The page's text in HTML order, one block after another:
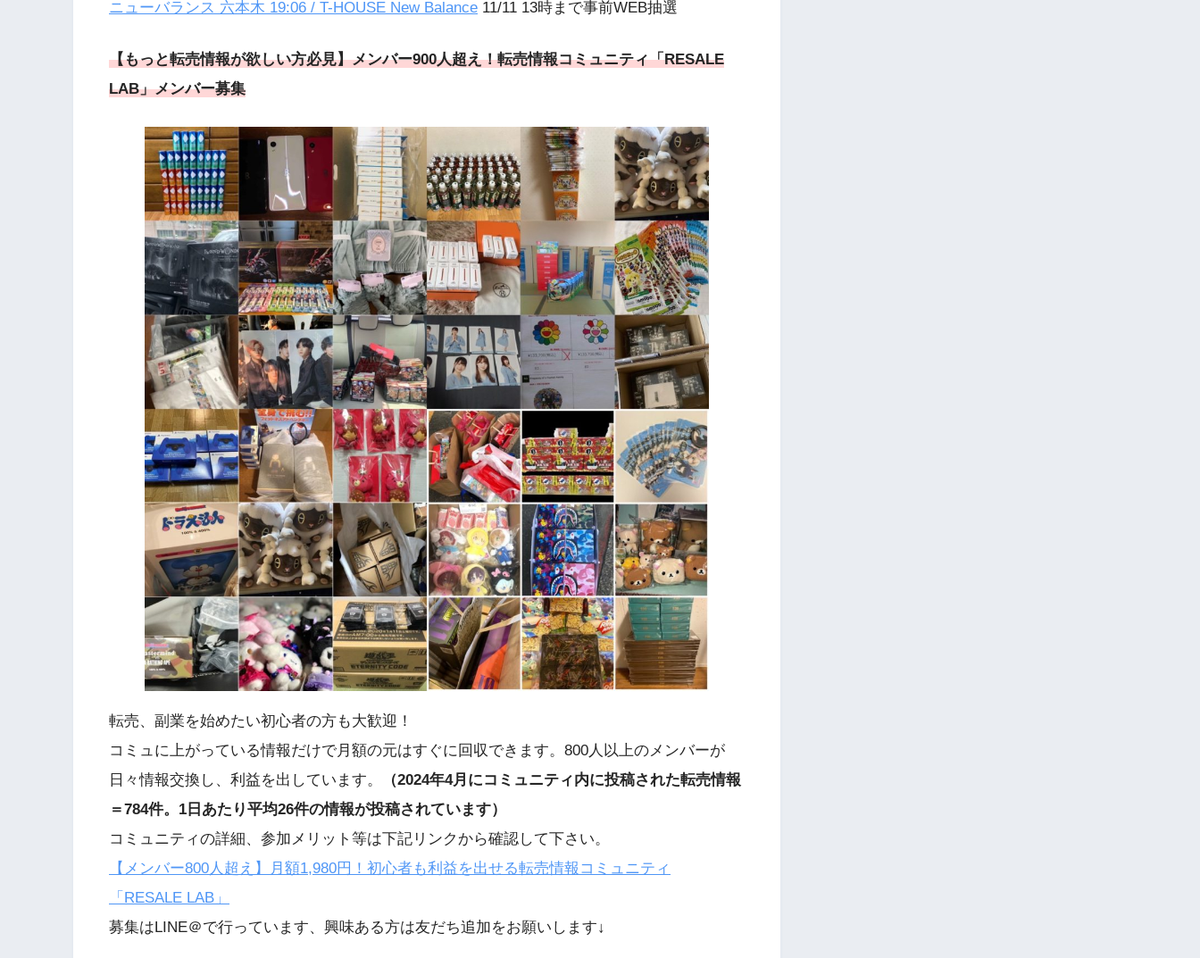
ニューバランス 六本木 19:06 / T-HOUSE New Balance 11/11 13時まで事前WEB抽選
【もっと転売情報が欲しい方必見】メンバー900人超え！転売情報コミュニティ「RESALE
LAB」メンバー募集
転売、副業を始めたい初心者の方も大歓迎！
コミュに上がっている情報だけで月額の元はすぐに回収できます。800人以上のメンバーが
日々情報交換し、利益を出しています。
（2024年4月にコミュニティ内に投稿された転売情報
＝784件。1日あたり平均26件の情報が投稿されています）
コミュニティの詳細、参加メリット等は下記リンクから確認して下さい。
【メンバー800人超え】月額1,980円！初心者も利益を出せる転売情報コミュニティ
「RESALE LAB」
募集はLINE＠で行っています、興味ある方は友だち追加をお願いします↓